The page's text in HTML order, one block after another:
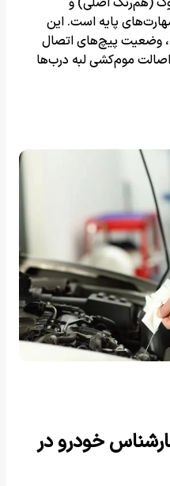
پایه است. این
وضعیت پیچ‌های اتصال
اصالت موم‌کشی لبه درب‌ها
خودرو در